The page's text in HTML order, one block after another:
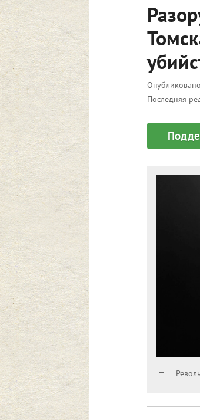
Опубликовано
Последняя